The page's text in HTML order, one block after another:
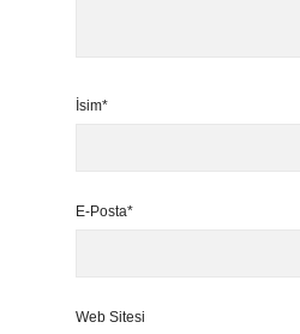
İsim*
E-Posta*
Web Sitesi